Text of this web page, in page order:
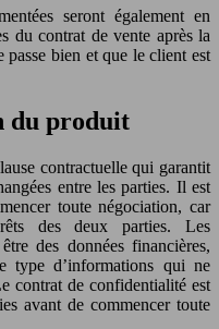
seront également en
du contrat de vente après la
passe bien et que le client est
du produit
contractuelle qui garantit
entre les parties. Il est
toute négociation, car
des deux parties. Les
des données financières,
type d’informations qui ne
contrat de confidentialité est
avant de commencer toute